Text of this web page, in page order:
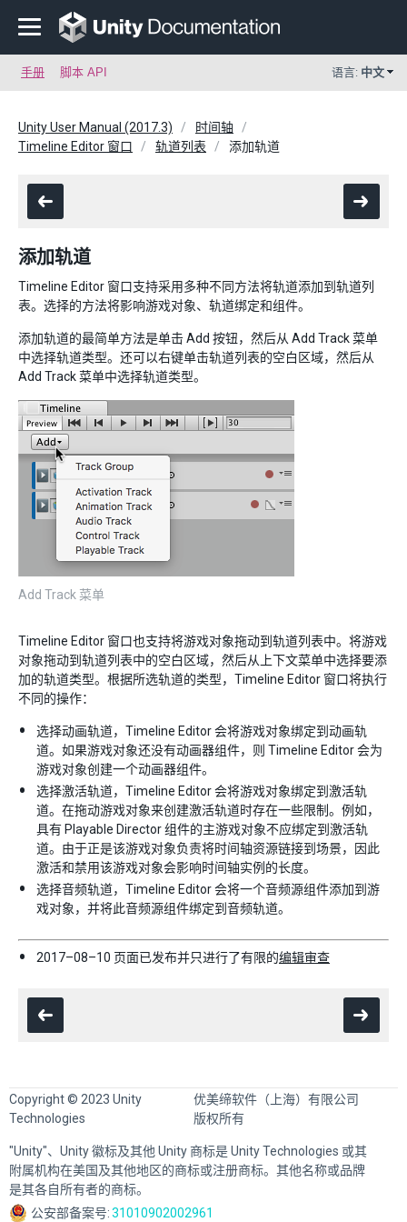
手册 脚本 API 语言: 中文
Unity User Manual (2017.3)
时间轴
Timeline Editor 窗口
轨道列表 添加轨道
添加轨道
Timeline Editor 窗口支持采用多种不同方法将轨道添加到轨道列
表。选择的方法将影响游戏对象、轨道绑定和组件。
添加轨道的最简单方法是单击 Add 按钮，然后从 Add Track 菜单
中选择轨道类型。还可以右键单击轨道列表的空白区域，然后从
Add Track 菜单中选择轨道类型。
Add Track 菜单
Timeline Editor 窗口也支持将游戏对象拖动到轨道列表中。将游戏
对象拖动到轨道列表中的空白区域，然后从上下文菜单中选择要添
加的轨道类型。根据所选轨道的类型，Timeline Editor 窗口将执行
不同的操作：
选择动画轨道，Timeline Editor 会将游戏对象绑定到动画轨
道。如果游戏对象还没有动画器组件，则 Timeline Editor 会为
游戏对象创建一个动画器组件。
选择激活轨道，Timeline Editor 会将游戏对象绑定到激活轨
道。在拖动游戏对象来创建激活轨道时存在一些限制。例如，
具有 Playable Director 组件的主游戏对象不应绑定到激活轨
道。由于正是该游戏对象负责将时间轴资源链接到场景，因此
激活和禁用该游戏对象会影响时间轴实例的长度。
选择音频轨道，Timeline Editor 会将一个音频源组件添加到游
戏对象，并将此音频源组件绑定到音频轨道。
2017–08–10 页面已发布并只进行了有限的编辑审查
Copyright © 2023 Unity
Technologies
优美缔软件（上海）有限公司
版权所有
"Unity"、Unity 徽标及其他 Unity 商标是 Unity Technologies 或其
附属机构在美国及其他地区的商标或注册商标。其他名称或品牌
是其各自所有者的商标。
公安部备案号:31010902002961